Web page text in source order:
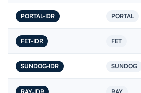
PORTAL-IDR PORTAL
FET-IDR FET
SUNDOG-IDR SUNDOG
RAY-IDR RAY